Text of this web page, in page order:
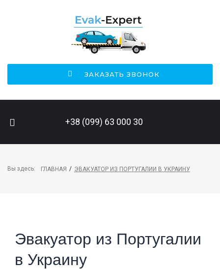
ЗАКАЗАТЬ ЗВОНОК
+38 (099) 63 000 30
Вы здесь: ГЛАВНАЯ / ЭВАКУАТОР ИЗ ПОРТУГАЛИИ В УКРАИНУ
Эвакуатор из Португалии
в Украину
ПОИСК НА САЙТЕ